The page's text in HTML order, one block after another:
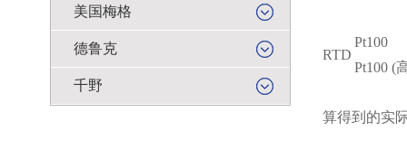
美国梅格
德鲁克
千野
RTD
Pt100
Pt100 (
算得到的实